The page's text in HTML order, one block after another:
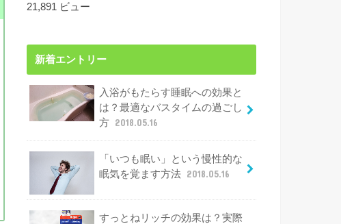
21,891 ビュー
新着エントリー
入浴がもたらす睡眠への効果と
は？最適なバスタイムの過ごし
方 2018.05.16
「いつも眠い」という慢性的な
眠気を覚ます方法 2018.05.16
すっとねリッチの効果は？実際